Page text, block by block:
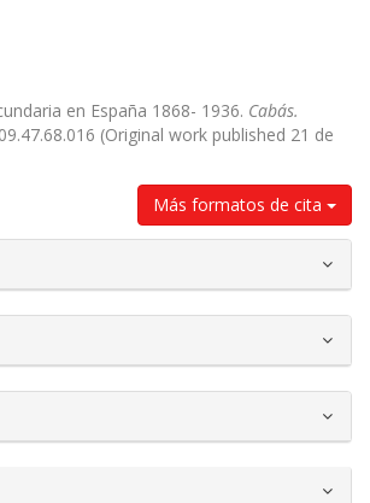
en España 1868- 1936. Cabás.
(Original work published 21 de
Más formatos de cita